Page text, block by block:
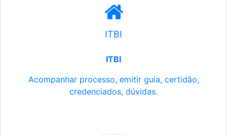
ITBI
ITBI
Acompanhar processo, emitir guia, certidão,
credenciados, dúvidas.